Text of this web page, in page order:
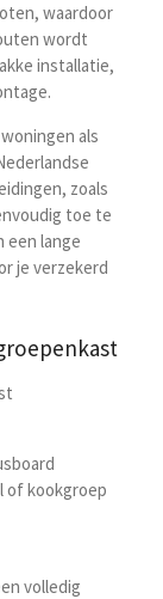
waardoor
wordt
installatie,
als
zoals
toe te
een lange
je verzekerd
of kookgroep
volledig